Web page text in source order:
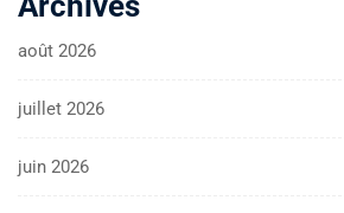
août 2026
juillet 2026
juin 2026